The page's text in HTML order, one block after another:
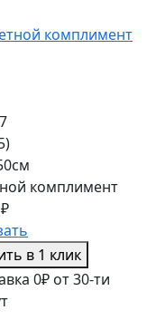
комплимент
₽
в 1 клик
0₽ от 30-ти